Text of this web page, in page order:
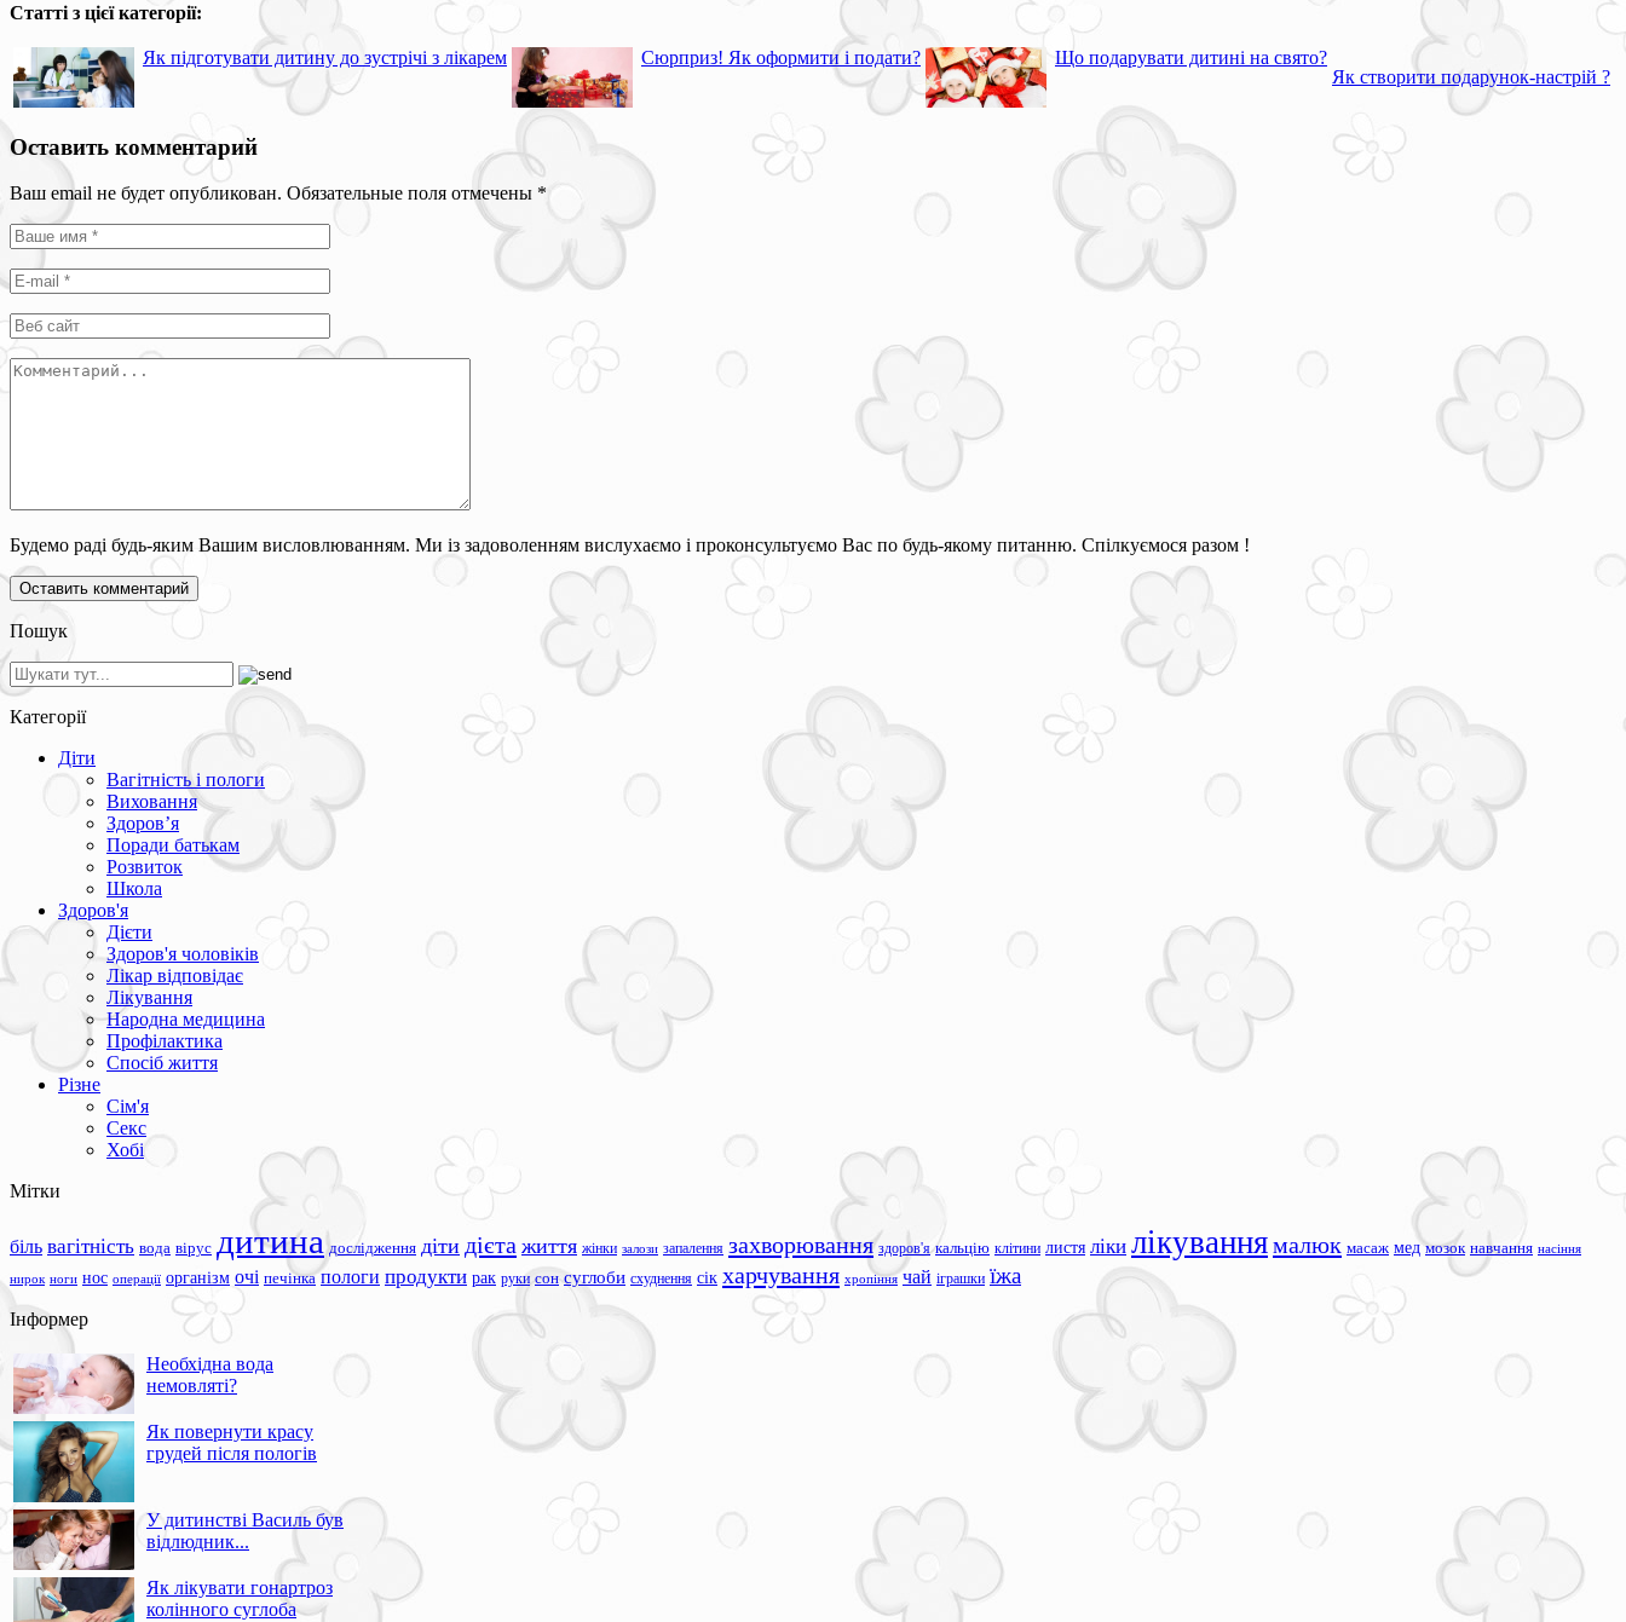
Статті з цієї категорії:
Як підготувати дитину до зустрічі з лікарем Сюрприз! Як оформити і подати?
Що подарувати дитині на свято?
Як створити подарунок-настрій ?
Оставить комментарий
Ваш email не будет опубликован. Обязательные поля отмечены *
Будемо раді будь-яким Вашим висловлюванням. Ми із задоволенням вислухаємо і проконсультуємо Вас по будь-якому питанню. Спілкуємося разом !
Пошук
Категорії
Діти
Вагітність і пологи
Виховання
Здоров’я
Поради батькам
Розвиток
Школа
Здоров'я
Дієти
Здоров'я чоловіків
Лікар відповідає
Лікування
Народна медицина
Профілактика
Спосіб життя
Різне
Сім'я
Секс
Хобі
Мітки
біль вагітність вода вірус дитина дослідження діти дієта життя жінки залози запалення захворювання здоров'я кальцію клітини листя ліки лікуваннямалюк масаж мед мозок навчання насіння
нирок ноги нос операції організм очі печінка пологи продукти рак руки сон суглоби схуднення сік харчування хропіння чай іграшки їжа
Інформер
Необхідна вода
немовляті?
Як повернути красу
грудей після пологів
У дитинстві Василь був
відлюдник...
Як лікувати гонартроз
колінного суглоба